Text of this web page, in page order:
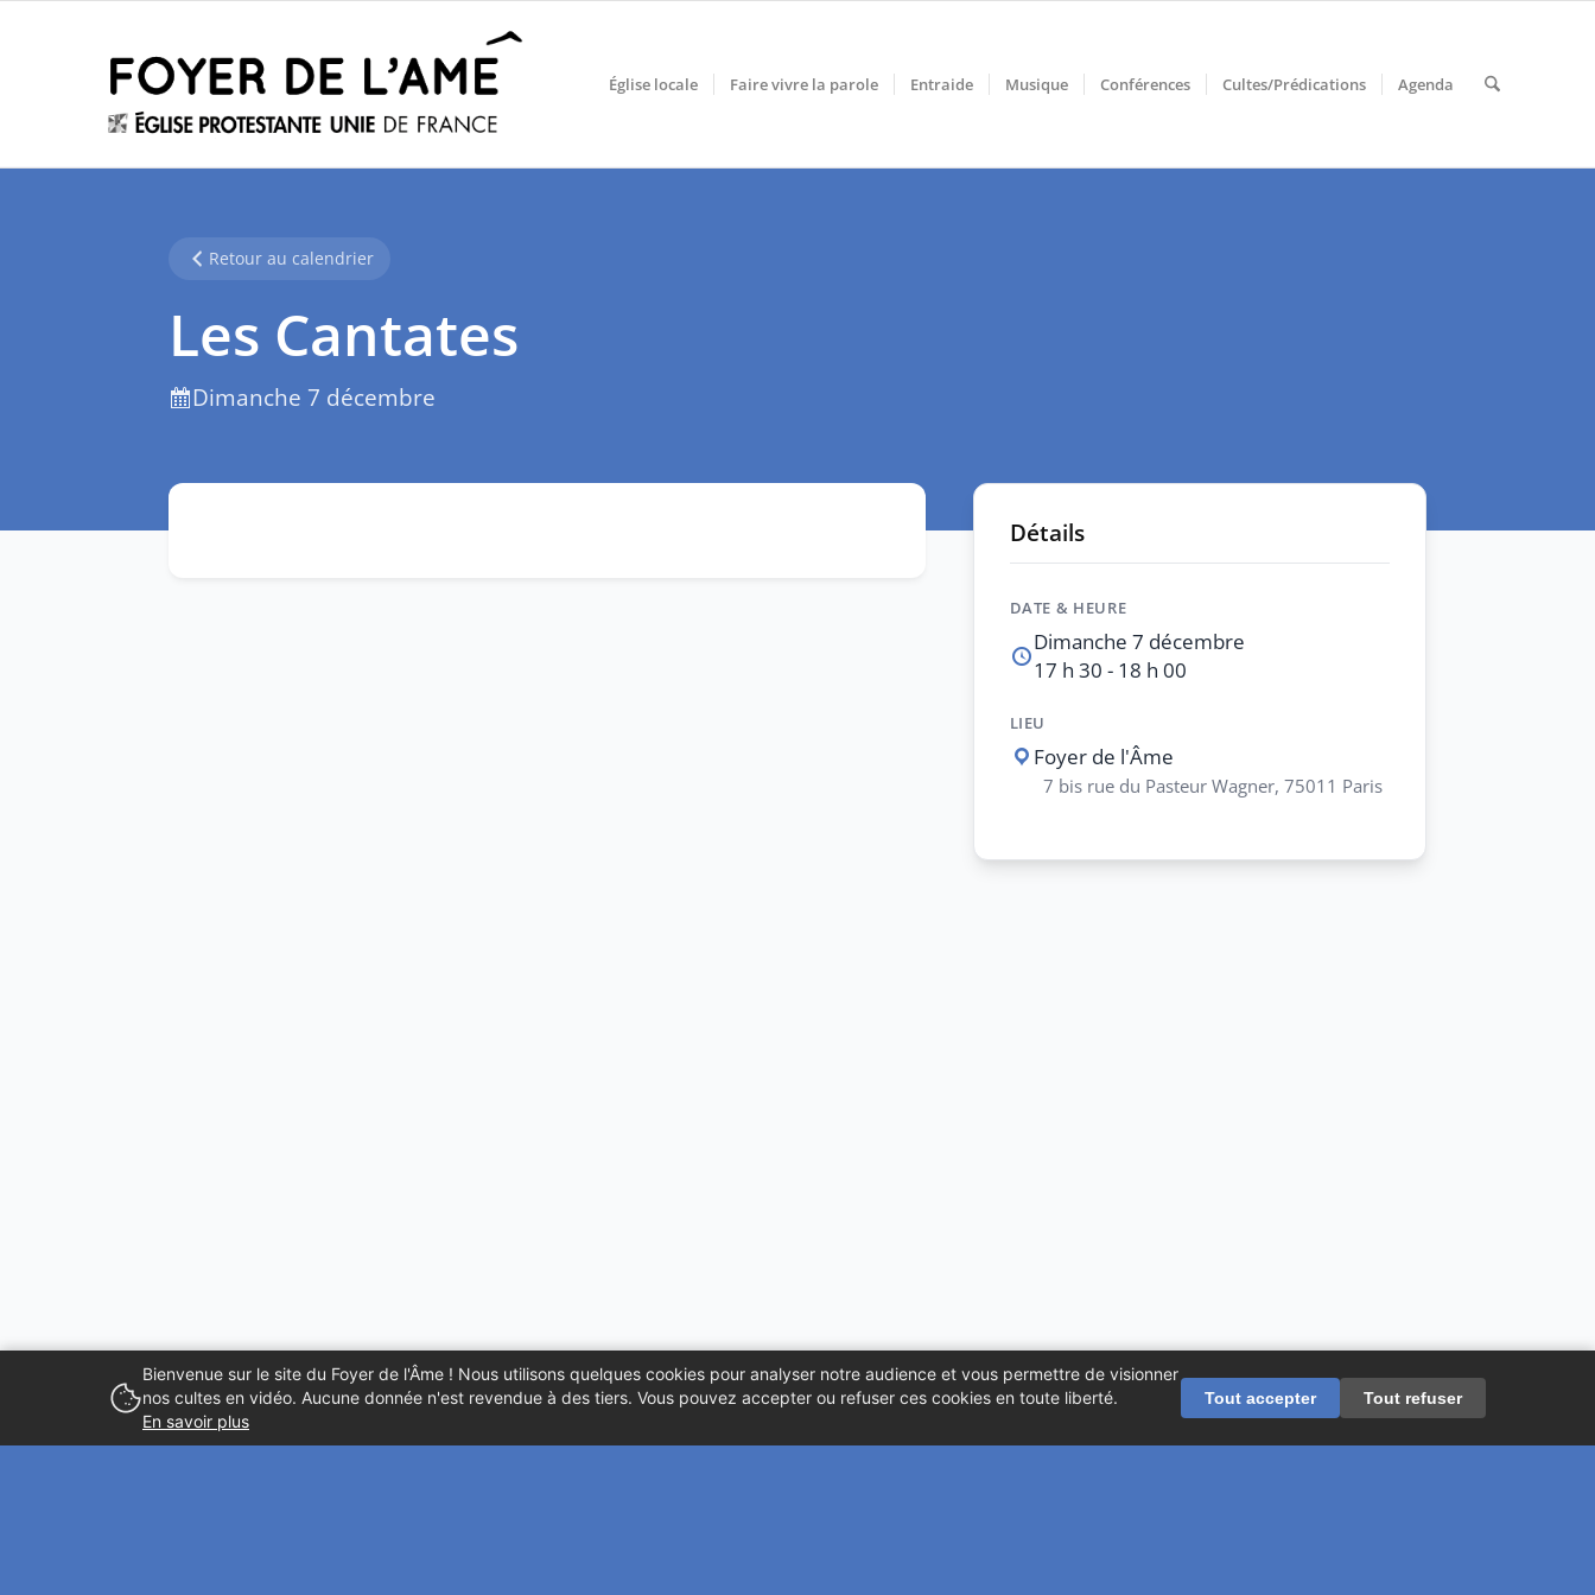
Église locale Faire vivre la parole Entraide Musique Conférences Cultes/Prédications Agenda
Retour au calendrier
Les Cantates
Dimanche 7 décembre
Détails
DATE & HEURE
Dimanche 7 décembre
17 h 30 - 18 h 00
LIEU
Foyer de l'Âme
7 bis rue du Pasteur Wagner, 75011 Paris
Bienvenue sur le site du Foyer de l'Âme ! Nous utilisons quelques cookies pour analyser notre audience et vous permettre de visionner
nos cultes en vidéo. Aucune donnée n'est revendue à des tiers. Vous pouvez accepter ou refuser ces cookies en toute liberté.
En savoir plus
Tout accepter Tout refuser